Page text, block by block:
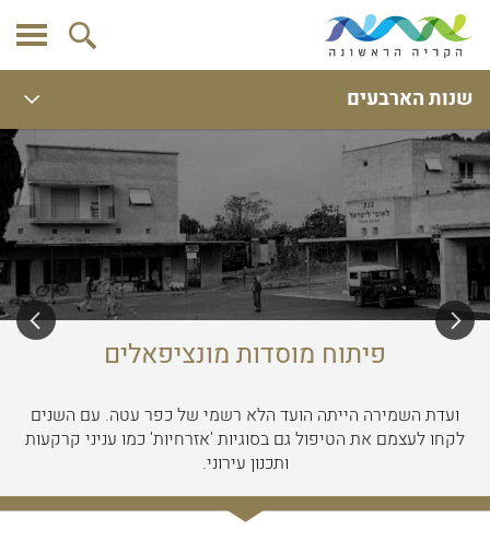
שנות הארבעים
פיתוח מוסדות מונציפאלים
ועדת השמירה הייתה הועד הלא רשמי של כפר עטה. עם השנים
לקחו לעצמם את הטיפול גם בסוגיות 'אזרחיות' כמו עניני קרקעות
ותכנון עירוני.